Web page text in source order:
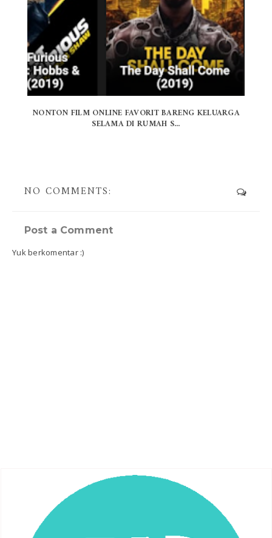
NONTON FILM ONLINE FAVORIT BARENG KELUARGA
SELAMA DI RUMAH S...
NO COMMENTS:
Post a Comment
Yuk berkomentar :)